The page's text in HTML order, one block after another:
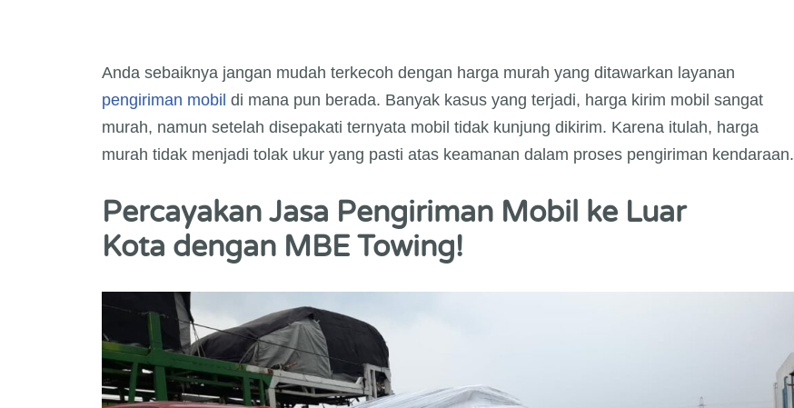
Anda sebaiknya jangan mudah terkecoh dengan harga murah yang ditawarkan layanan
pengiriman mobil di mana pun berada. Banyak kasus yang terjadi, harga kirim mobil sangat
murah, namun setelah disepakati ternyata mobil tidak kunjung dikirim. Karena itulah, harga
murah tidak menjadi tolak ukur yang pasti atas keamanan dalam proses pengiriman kendaraan.
Percayakan Jasa Pengiriman Mobil ke Luar
Kota dengan MBE Towing!